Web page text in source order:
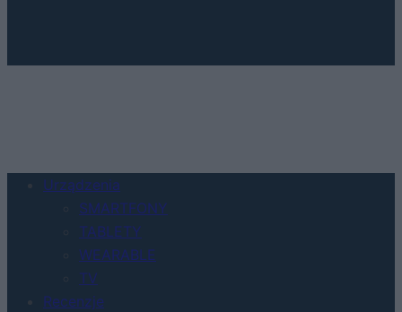
Urządzenia
SMARTFONY
TABLETY
WEARABLE
TV
Recenzje